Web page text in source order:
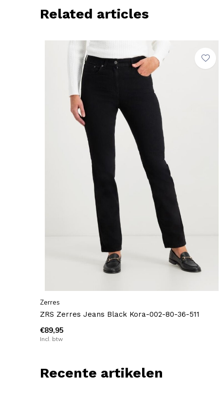
Related articles
Zerres
ZRS Zerres Jeans Black Kora-002-80-36-511
€89,95
Incl. btw
Recente artikelen